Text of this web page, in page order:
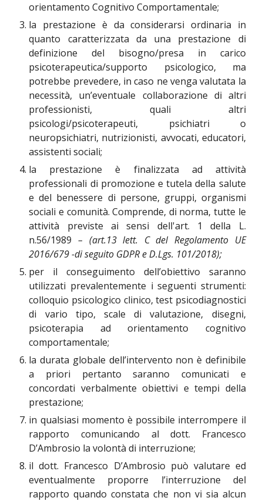
orientamento Cognitivo Comportamentale;
la prestazione è da considerarsi ordinaria in
quanto caratterizzata da una prestazione di
definizione del bisogno/presa in carico
psicoterapeutica/supporto psicologico, ma
potrebbe prevedere, in caso ne venga valutata la
necessità, un’eventuale collaborazione di altri
professionisti, quali altri
psicologi/psicoterapeuti, psichiatri o
neuropsichiatri, nutrizionisti, avvocati, educatori,
assistenti sociali;
la prestazione è finalizzata ad attività
professionali di promozione e tutela della salute
e del benessere di persone, gruppi, organismi
sociali e comunità. Comprende, di norma, tutte le
attività previste ai sensi dell'art. 1 della L.
n.56/1989– (art.13 lett. C del Regolamento UE
2016/679 -di seguito GDPR e D.Lgs. 101/2018);
per il conseguimento dell’obiettivo saranno
utilizzati prevalentemente i seguenti strumenti:
colloquio psicologico clinico, test psicodiagnostici
di vario tipo, scale di valutazione, disegni,
psicoterapia ad orientamento cognitivo
comportamentale;
la durata globale dell’intervento non è definibile
a priori pertanto saranno comunicati e
concordati verbalmente obiettivi e tempi della
prestazione;
in qualsiasi momento è possibile interrompere il
rapporto comunicando al dott. Francesco
D’Ambrosio la volontà di interruzione;
il dott. Francesco D’Ambrosio può valutare ed
eventualmente proporre l’interruzione del
rapporto quando constata che non vi sia alcun